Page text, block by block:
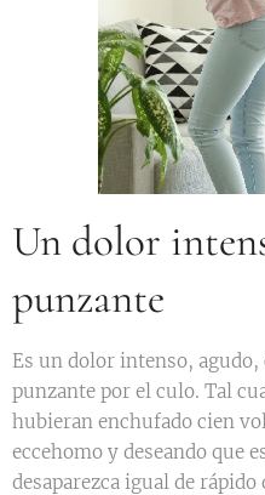
Un dolor
punzante
Es un dolor intenso,
punzante por el culo. Tal
hubieran enchufado cien
eccehomo y deseando que
desaparezca igual de rápido